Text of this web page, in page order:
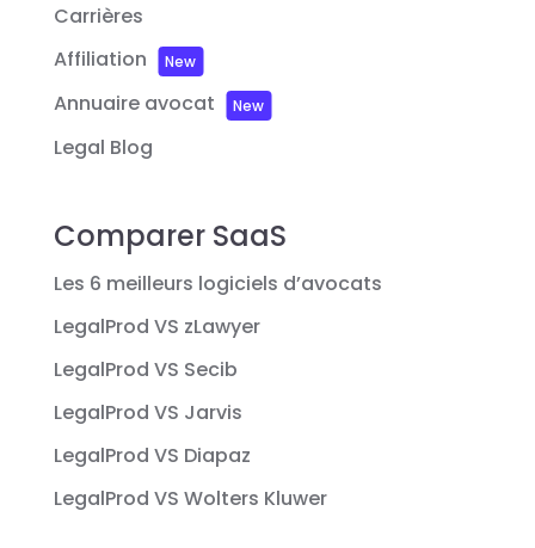
Carrières
Affiliation
New
Annuaire avocat New
Legal Blog
Comparer SaaS
Les 6 meilleurs logiciels d’avocats
LegalProd VS zLawyer
LegalProd VS Secib
LegalProd VS Jarvis
LegalProd VS Diapaz
LegalProd VS Wolters Kluwer